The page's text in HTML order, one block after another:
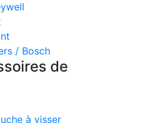
/ Bosch
de
à visser